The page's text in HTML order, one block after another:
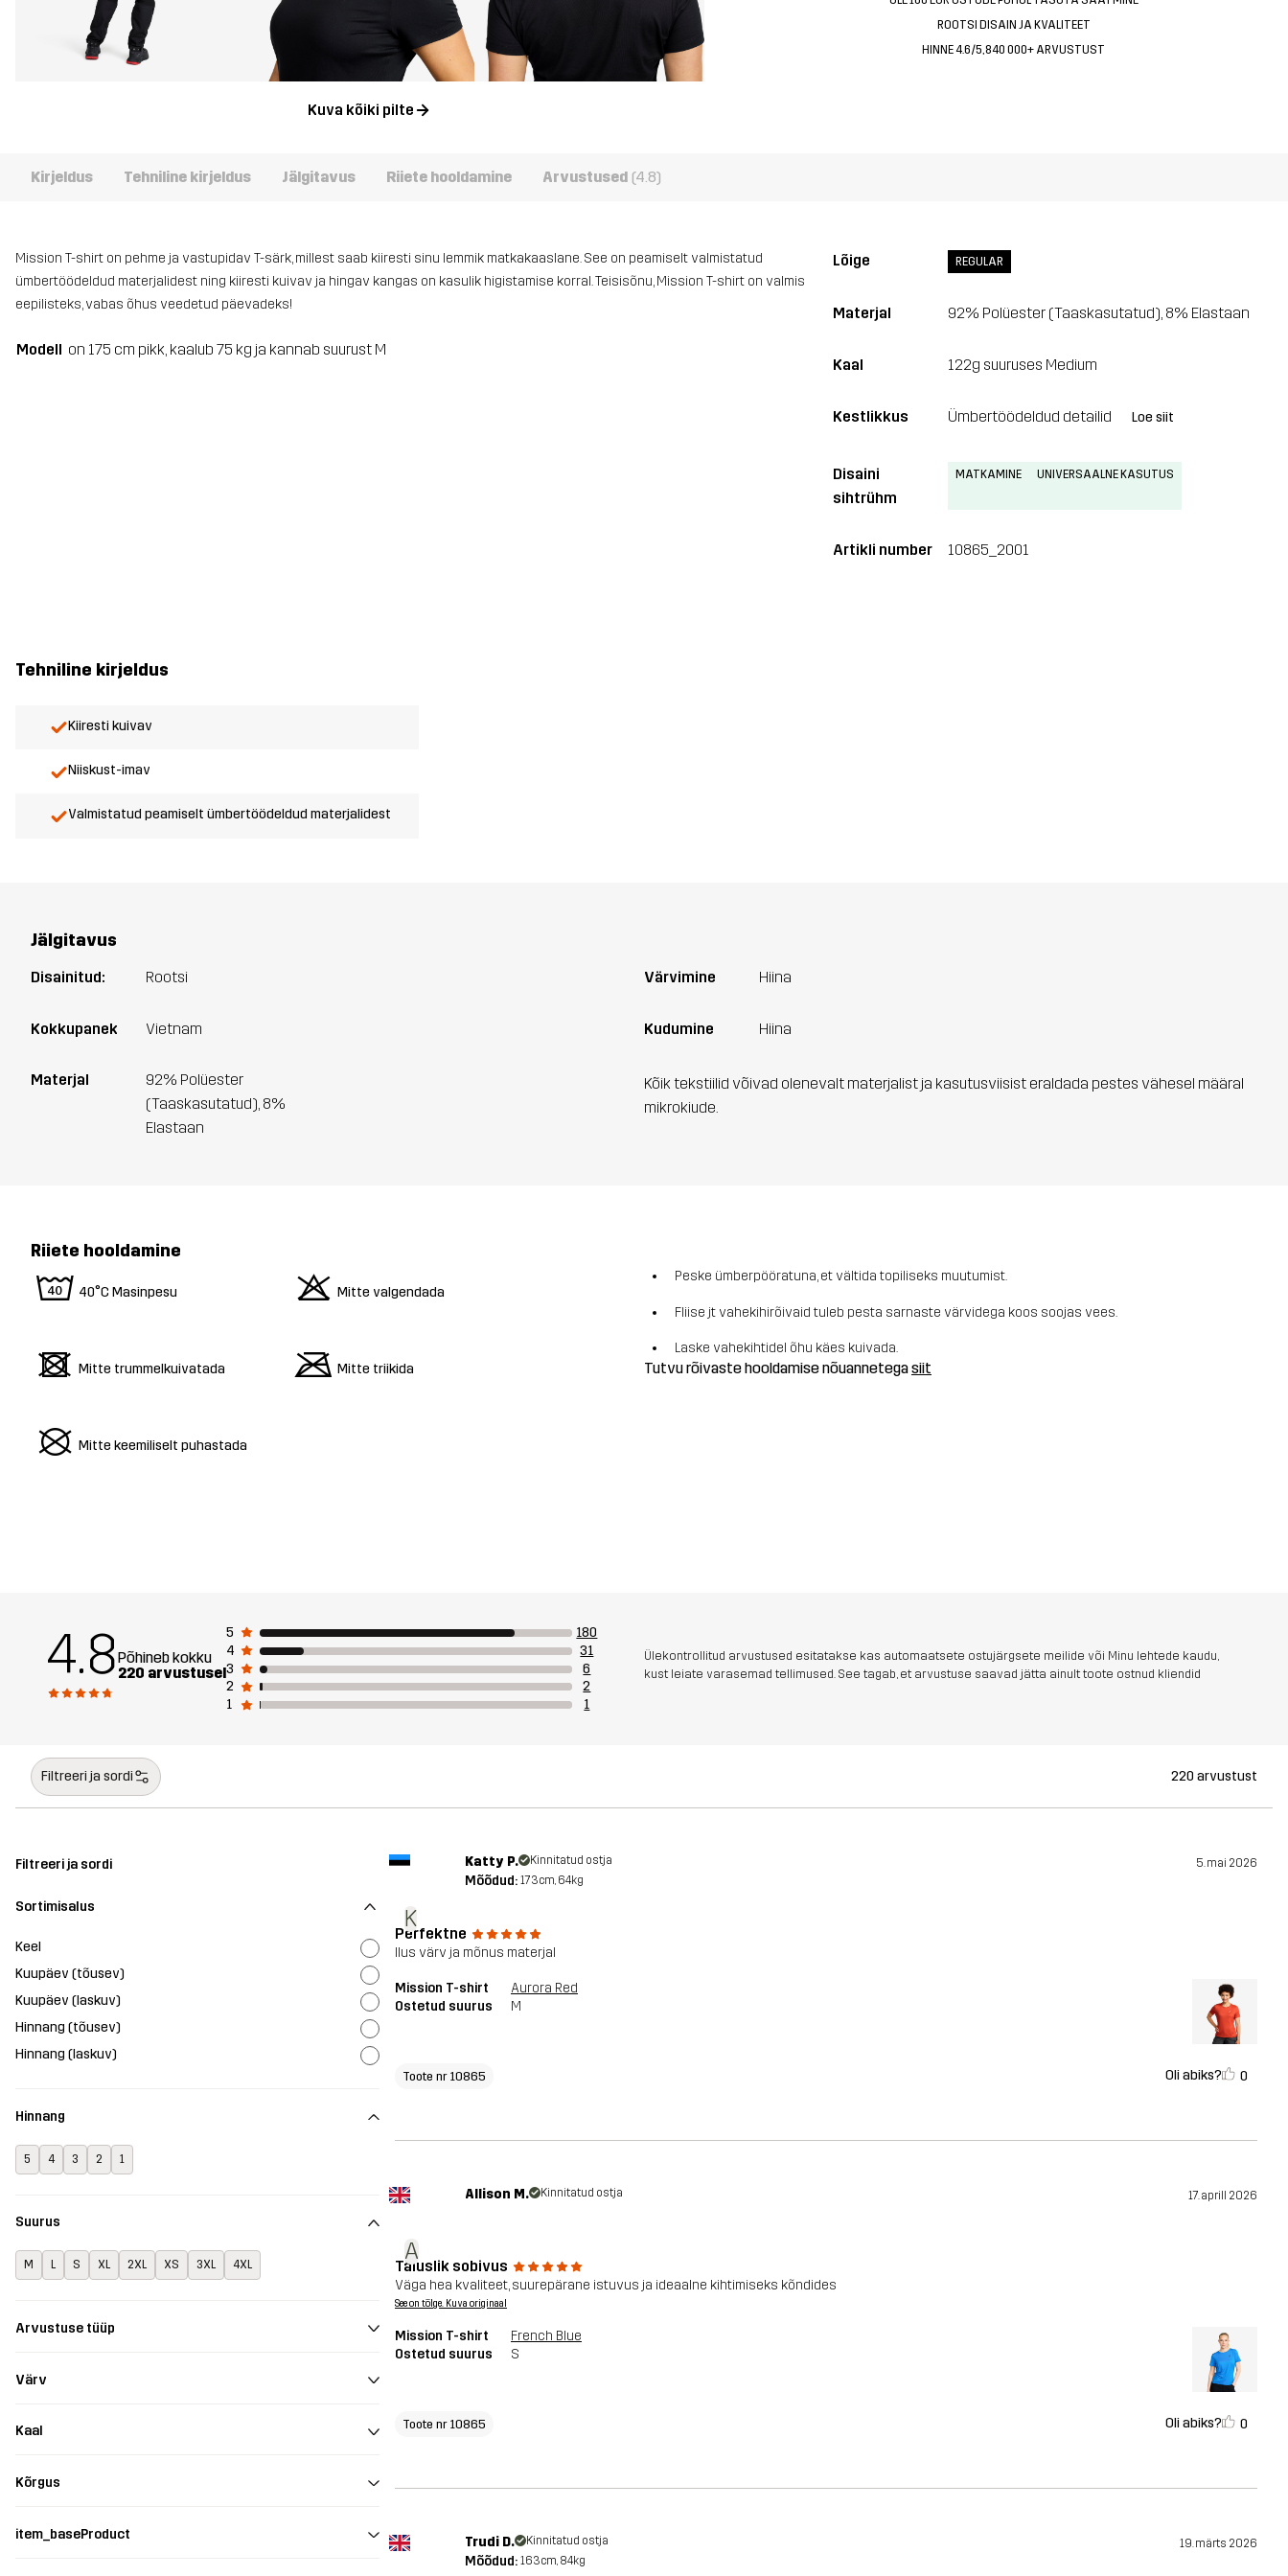
Kuva kõiki pilte
ROOTSI DISAIN JA KVALITEET
HINNE 4.6/5, 840 000+ ARVUSTUST
Kirjeldus Tehniline kirjeldus Jälgitavus Riiete hooldamine Arvustused (4.8)
Mission T-shirt on pehme ja vastupidav T-särk, millest saab kiiresti sinu lemmik matkakaaslane. See on peamiselt valmistatud
ümbertöödeldud materjalidest ning kiiresti kuivav ja hingav kangas on kasulik higistamise korral. Teisisõnu, Mission T-shirt on valmis
eepilisteks, vabas õhus veedetud päevadeks!
Modell on 175 cm pikk, kaalub 75 kg ja kannab suurust M
Lõige REGULAR
Materjal 92% Polüester (Taaskasutatud), 8% Elastaan
Kaal 122g suuruses Medium
Kestlikkus Ümbertöödeldud detailid Loe siit
Disaini
sihtrühm
MATKAMINE UNIVERSAALNE KASUTUS
Artikli number 10865_2001
Tehniline kirjeldus
Kiiresti kuivav
Niiskust-imav
Valmistatud peamiselt ümbertöödeldud materjalidest
Jälgitavus
Disainitud: Rootsi
Kokkupanek Vietnam
Materjal
92% Polüester
(Taaskasutatud), 8%
Elastaan
Värvimine Hiina
Kudumine Hiina
Kõik tekstiilid võivad olenevalt materjalist ja kasutusviisist eraldada pestes vähesel määral
mikrokiude.
Riiete hooldamine
8 40°C Masinpesu o Mitte valgendada
d Mitte trummelkuivatada m Mitte triikida
U Mitte keemiliselt puhastada
Peske ümberpööratuna, et vältida topiliseks muutumist.
Fliise jt vahekihirõivaid tuleb pesta sarnaste värvidega koos soojas vees.
Laske vahekihtidel õhu käes kuivada.
Tutvu rõivaste hooldamise nõuannetegasiit
4.8Põhineb kokku
220 arvustusel
5
180
4
31
3
6
2
2
1
1
Ülekontrollitud arvustused esitatakse kas automaatsete ostujärgsete meilide või Minu lehtede kaudu,
kust leiate varasemad tellimused. See tagab, et arvustuse saavad jätta ainult toote ostnud kliendid
Filtreeri ja sordi 220 arvustust
Filtreeri ja sordi
Sortimisalus
Keel
Kuupäev (tõusev)
Kuupäev (laskuv)
Hinnang (tõusev)
Hinnang (laskuv)
Hinnang
5 4 3 2 1
Suurus
M L S XL 2XL XS 3XL 4XL
Arvustuse tüüp
Värv
Kaal
Kõrgus
item_baseProduct
K
Katty P. Kinnitatud ostja 5. mai 2026
Mõõdud: 173cm, 64kg
Perfektne
Ilus värv ja mõnus materjal
Mission T-shirt
Aurora Red
Ostetud suurus
M
Toote nr 10865 Oli abiks? 0
A
Allison M. Kinnitatud ostja 17. aprill 2026
Täiuslik sobivus
Väga hea kvaliteet, suurepärane istuvus ja ideaalne kihtimiseks kõndides
See on tõlge. Kuva originaal
Mission T-shirt
French Blue
Ostetud suurus
S
Toote nr 10865 Oli abiks? 0
Trudi D. Kinnitatud ostja 19. märts 2026
Mõõdud: 163cm, 84kg